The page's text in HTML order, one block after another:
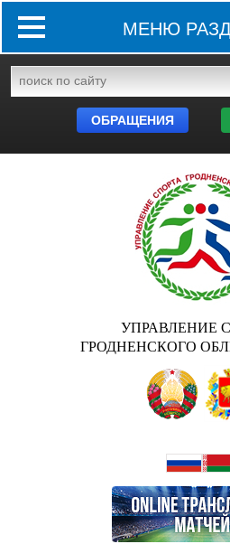
МЕНЮ
ОБРАЩЕНИЯ
УПРАВЛЕНИЕ
ГРОДНЕНСКОГО